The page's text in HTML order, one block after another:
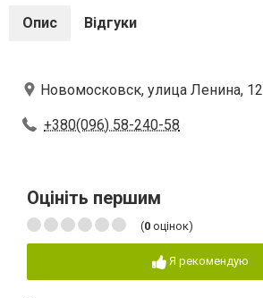
Опис Відгуки
Новомосковск, улица Ленина, 12
+380(096) 58-240-58
Оцініть першим
(0 оцінок)
Я рекомендую